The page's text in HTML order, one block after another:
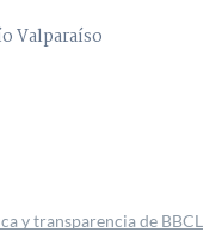
Valparaíso
y transparencia de BBCL